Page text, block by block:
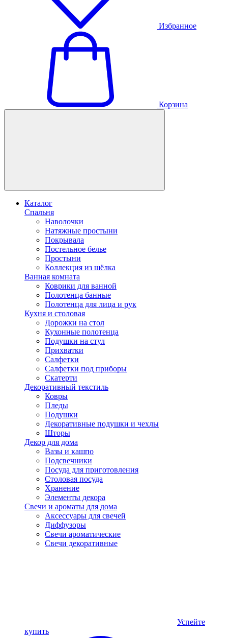
Избранное
Корзина
Каталог
Спальня
Наволочки
Натяжные простыни
Покрывала
Постельное белье
Простыни
Коллекция из шёлка
Ванная комната
Коврики для ванной
Полотенца банные
Полотенца для лица и рук
Кухня и столовая
Дорожки на стол
Кухонные полотенца
Подушки на стул
Прихватки
Салфетки
Салфетки под приборы
Скатерти
Декоративный текстиль
Ковры
Пледы
Подушки
Декоративные подушки и чехлы
Шторы
Декор для дома
Вазы и кашпо
Подсвечники
Посуда для приготовления
Столовая посуда
Хранение
Элементы декора
Свечи и ароматы для дома
Аксессуары для свечей
Диффузоры
Свечи ароматические
Свечи декоративные
Успейте
купить